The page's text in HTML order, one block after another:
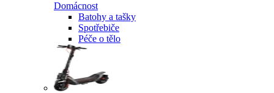
Domácnost
Batohy a tašky
Spotřebiče
Péče o tělo